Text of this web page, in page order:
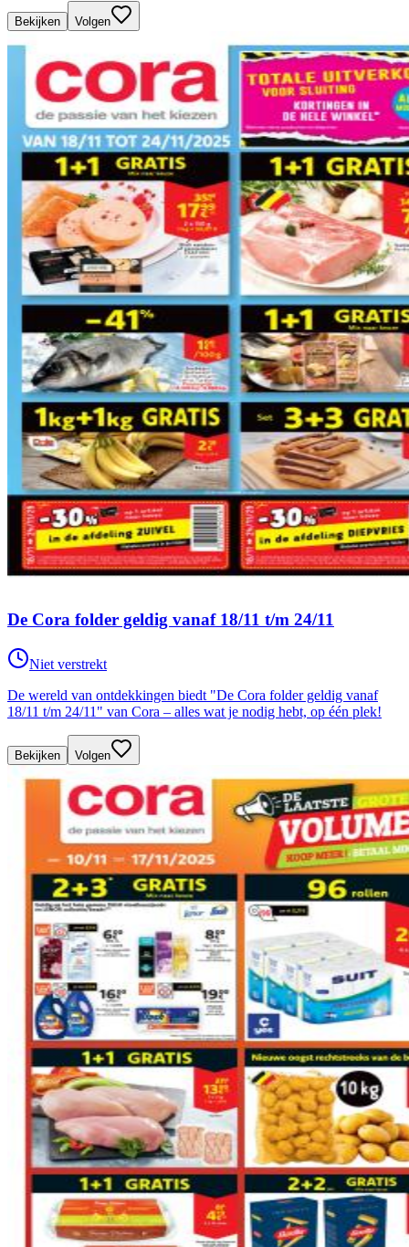
Bekijken Volgen
De Cora folder geldig vanaf 18/11 t/m 24/11
Niet verstrekt
De wereld van ontdekkingen biedt "De Cora folder geldig vanaf
18/11 t/m 24/11" van Cora – alles wat je nodig hebt, op één plek!
Bekijken Volgen